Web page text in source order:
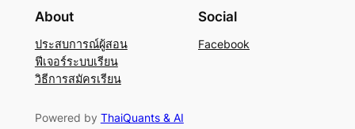
About
ประสบการณ์ผู้สอน
ฟีเจอร์ระบบเรียน
วิธีการสมัครเรียน
Social
Facebook
Powered by ThaiQuants & AI